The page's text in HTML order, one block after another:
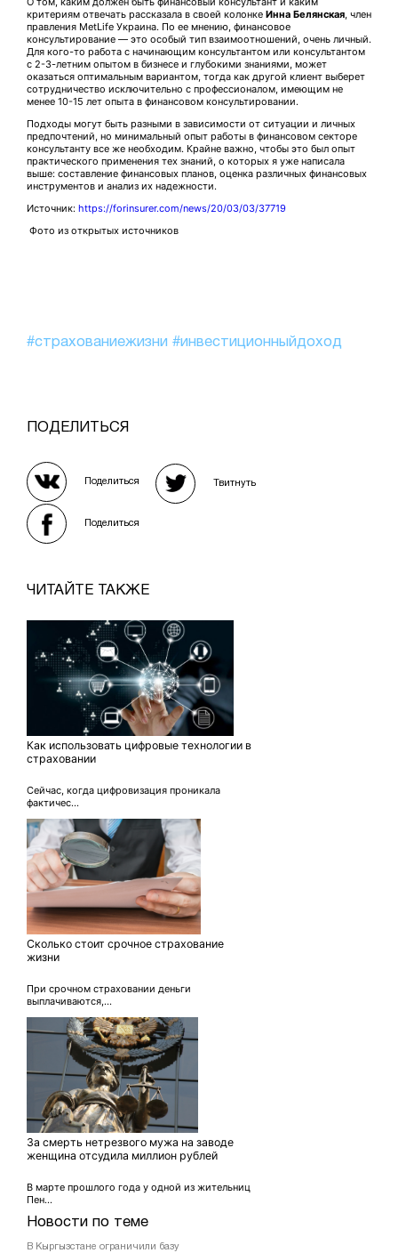
Новости по теме
В Кыргызстане ограничили базу
критериям отвечать рассказала в своей колонке Инна Белянская , член
правления MetLife Украина. По ее мнению, финансовое
консультирование — это особый тип взаимоотношений, очень личный.
Для кого-то работа с начинающим консультантом или консультантом
с 2-3-летним опытом в бизнесе и глубокими знаниями, может
оказаться оптимальным вариантом, тогда как другой клиент выберет
сотрудничество исключительно с профессионалом, имеющим не
менее 10-15 лет опыта в финансовом консультировании.
Подходы могут быть разными в зависимости от ситуации и личных
предпочтений, но минимальный опыт работы в финансовом секторе
консультанту все же необходим. Крайне важно, чтобы это был опыт
практического применения тех знаний, о которых я уже написала
выше: составление финансовых планов, оценка различных финансовых
инструментов и анализ их надежности.
Источник: https://forinsurer.com/news/20/03/03/37719
Фото из открытых источников
#страхованиежизни #инвестиционныйдоход
ПОДЕЛИТЬСЯ
Поделиться Твитнуть
Поделиться
ЧИТАЙТЕ ТАКЖЕ
Как использовать цифровые технологии в
страховании
Сейчас, когда цифровизация проникала
фактичес...
Сколько стоит срочное страхование
жизни
При срочном страховании деньги
выплачиваются,...
За смерть нетрезвого мужа на заводе
женщина отсудила миллион рублей
В марте прошлого года у одной из жительниц
Пен...